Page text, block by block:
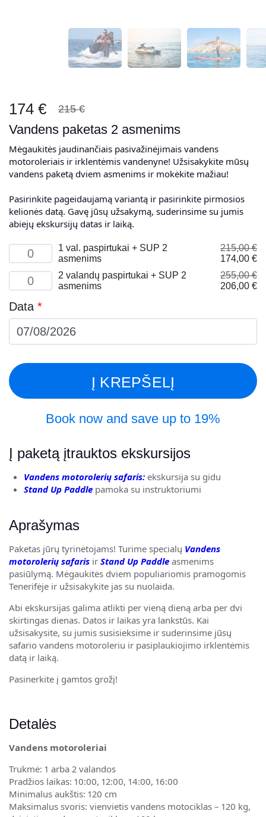
174 € 215 €
Vandens paketas 2 asmenims
Mėgaukitės jaudinančiais pasivažinėjimais vandens
motoroleriais ir irklentėmis vandenyne! Užsisakykite mūsų
vandens paketą dviem asmenims ir mokėkite mažiau!
Pasirinkite pageidaujamą variantą ir pasirinkite pirmosios
kelionės datą. Gavę jūsų užsakymą, suderinsime su jumis
abiejų ekskursijų datas ir laiką.
produkto
kiekis:
1
Jet
Ski
+
SUP
for
2
1 val. paspirtukai + SUP 2
asmenims
215,00€
Original
was:
215,00 €.
174,00 €
is:
produkto
kiekis:
hours
Jet
Ski
2
people
2 valandų paspirtukai + SUP 2
asmenims
255,00€
Original
255,00 €.
206,00 €
Data *
Į KREPŠELĮ
Book now and save up to 19%
Į paketą įtrauktos ekskursijos
Vandens motorolerių safaris: ekskursija su gidu
Stand Up Paddle pamoka su instruktoriumi
Aprašymas
Paketas jūrų tyrinėtojams! Turime specialų Vandens
motorolerių safaris ir Stand Up Paddle asmenims
pasiūlymą. Mėgaukitės dviem populiariomis pramogomis
Tenerifėje ir užsisakykite jas su nuolaida.
Abi ekskursijas galima atlikti per vieną dieną arba per dvi
skirtingas dienas. Datos ir laikas yra lankstūs. Kai
užsisakysite, su jumis susisieksime ir suderinsime jūsų
safario vandens motoroleriu ir pasiplaukiojimo irklentėmis
datą ir laiką.
Pasinerkite į gamtos grožį!
Detalės
Vandens motoroleriai
Trukmė: 1 arba 2 valandos
Pradžios laikas: 10:00, 12:00, 14:00, 16:00
Minimalus aukštis: 120 cm
Maksimalus svoris: vienvietis vandens motociklas – 120 kg,